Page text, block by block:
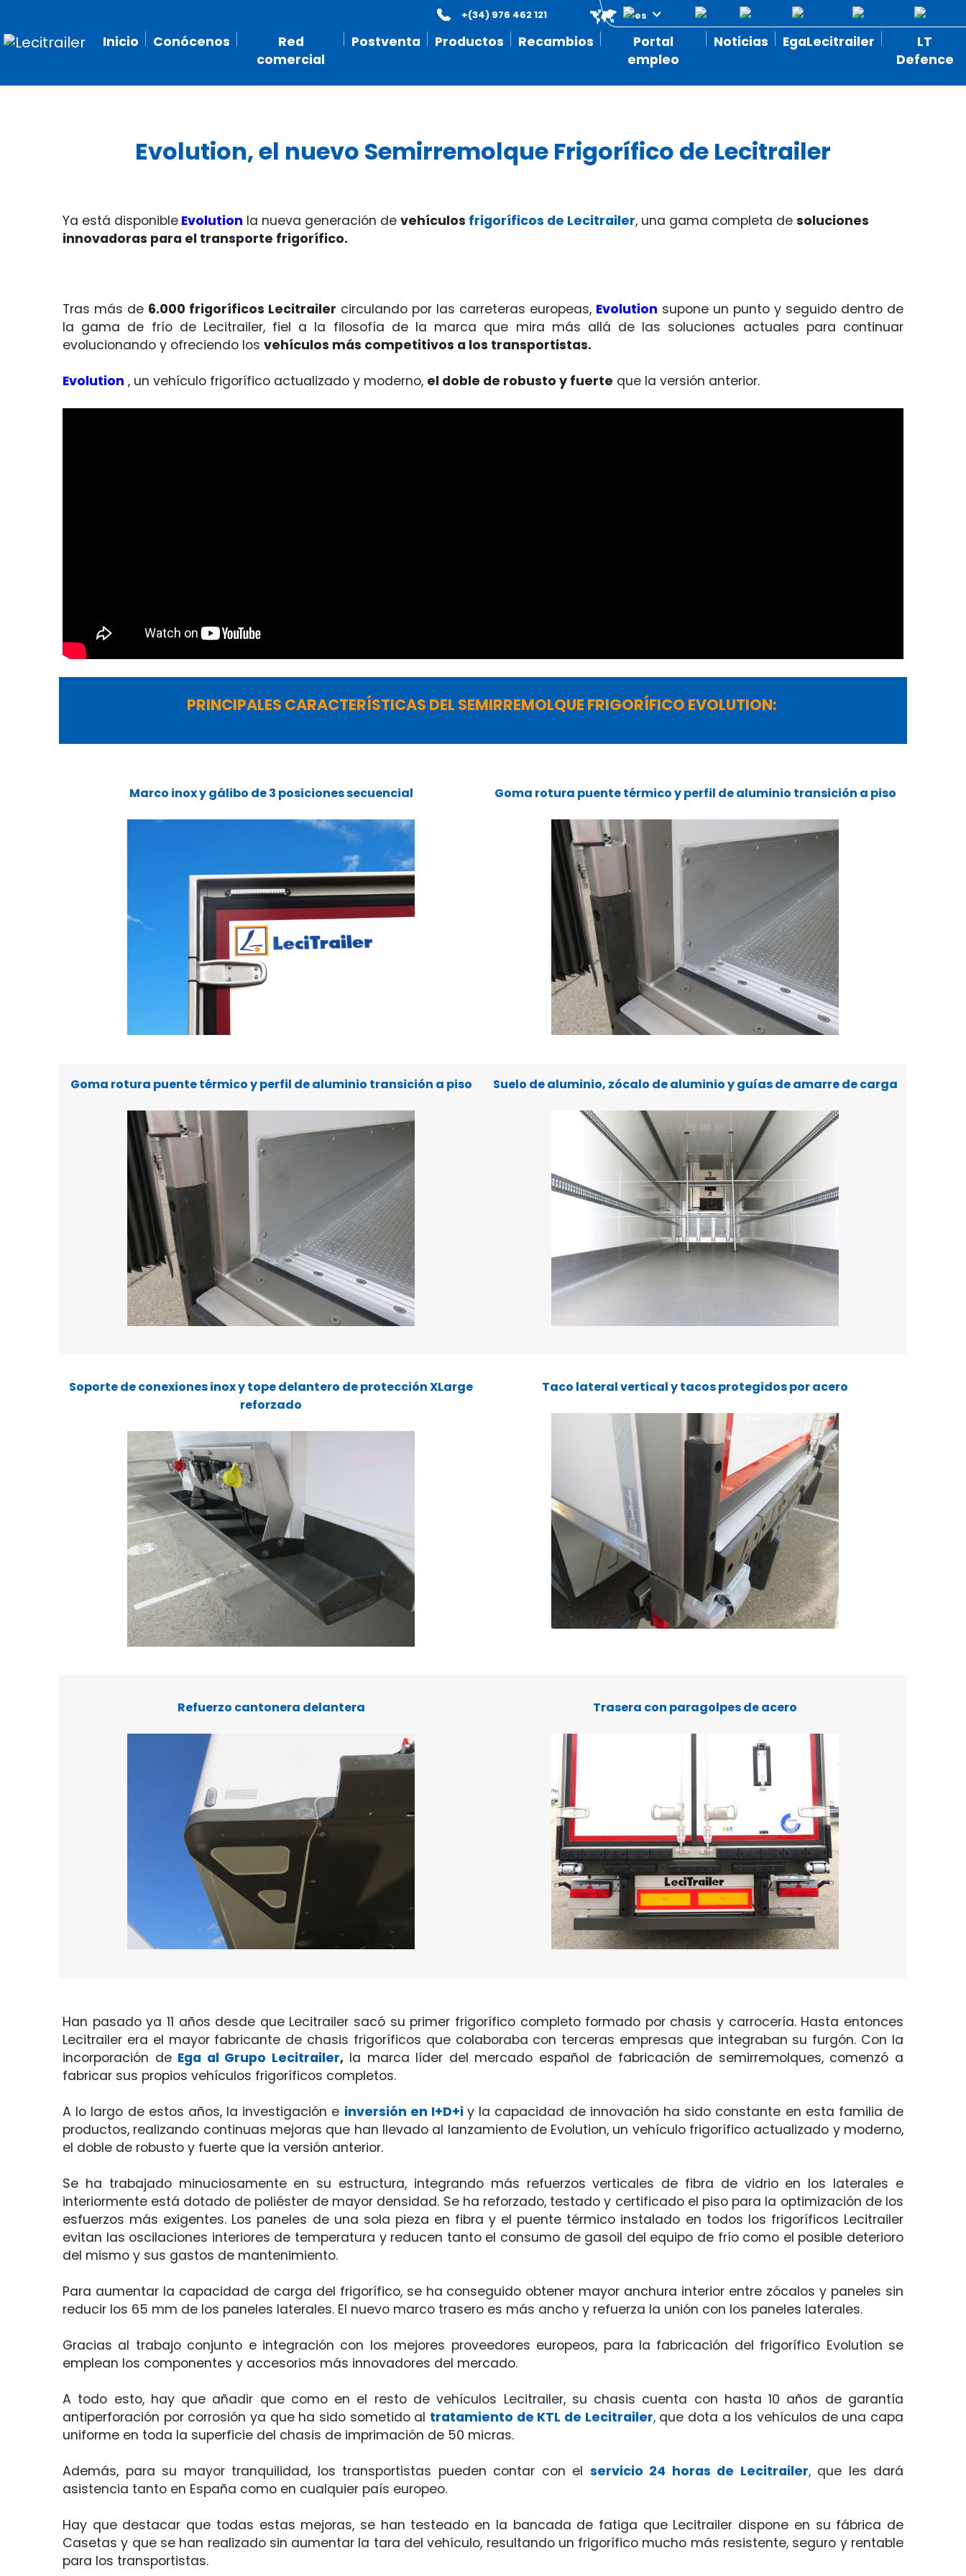
Inicio Conócenos
Red
comercial
Postventa Productos Recambios
Portal
empleo
Noticias EgaLecitrailer
LT
Defence
+(34) 976 462 121
Evolution, el nuevo Semirremolque Frigorífico de Lecitrailer
Ya está disponible Evolution la nueva generación de vehículos frigoríficos de Lecitrailer, una gama completa de soluciones
innovadoras para el transporte frigorífico.
Tras más de 6.000 frigoríficos Lecitrailer circulando por las carreteras europeas, Evolution supone un punto y seguido dentro de
la gama de frío de Lecitrailer, fiel a la filosofía de la marca que mira más allá de las soluciones actuales para continuar
evolucionando y ofreciendo los vehículos más competitivos a los transportistas.
Evolution , un vehículo frigorífico actualizado y moderno, el doble de robusto y fuerte que la versión anterior.
PRINCIPALES CARACTERÍSTICAS DEL SEMIRREMOLQUE FRIGORÍFICO EVOLUTION:
Marco inox y gálibo de 3 posiciones secuencial Goma rotura puente térmico y perfil de aluminio transición a piso
Goma rotura puente térmico y perfil de aluminio transición a piso Suelo de aluminio, zócalo de aluminio y guías de amarre de carga
Soporte de conexiones inox y tope delantero de protección XLarge
reforzado
Taco lateral vertical y tacos protegidos por acero
Refuerzo cantonera delantera Trasera con paragolpes de acero
Han pasado ya 11 años desde que Lecitrailer sacó su primer frigorífico completo formado por chasis y carrocería. Hasta entonces
Lecitrailer era el mayor fabricante de chasis frigoríficos que colaboraba con terceras empresas que integraban su furgón. Con la
incorporación de Ega al Grupo Lecitrailer,la marca líder del mercado español de fabricación de semirremolques, comenzó a
fabricar sus propios vehículos frigoríficos completos.
A lo largo de estos años, la investigación e inversión en I+D+iy la capacidad de innovación ha sido constante en esta familia de
productos, realizando continuas mejoras que han llevado al lanzamiento de Evolution, un vehículo frigorífico actualizado y moderno,
el doble de robusto y fuerte que la versión anterior.
Se ha trabajado minuciosamente en su estructura, integrando más refuerzos verticales de fibra de vidrio en los laterales e
interiormente está dotado de poliéster de mayor densidad. Se ha reforzado, testado y certificado el piso para la optimización de los
esfuerzos más exigentes. Los paneles de una sola pieza en fibra y el puente térmico instalado en todos los frigoríficos Lecitrailer
evitan las oscilaciones interiores de temperatura y reducen tanto el consumo de gasoil del equipo de frío como el posible deterioro
del mismo y sus gastos de mantenimiento.
Para aumentar la capacidad de carga del frigorífico, se ha conseguido obtener mayor anchura interior entre zócalos y paneles sin
reducir los 65 mm de los paneles laterales. El nuevo marco trasero es más ancho y refuerza la unión con los paneles laterales.
Gracias al trabajo conjunto e integración con los mejores proveedores europeos, para la fabricación del frigorífico Evolution se
emplean los componentes y accesorios más innovadores del mercado.
A todo esto, hay que añadir que como en el resto de vehículos Lecitrailer, su chasis cuenta con hasta 10 años de garantía
antiperforación por corrosión ya que ha sido sometido al tratamiento de KTL de Lecitrailer,que dota a los vehículos de una capa
uniforme en toda la superficie del chasis de imprimación de 50 micras.
Además, para su mayor tranquilidad, los transportistas pueden contar con el servicio 24 horas de Lecitrailer,que les dará
asistencia tanto en España como en cualquier país europeo.
Hay que destacar que todas estas mejoras, se han testeado en la bancada de fatiga que Lecitrailer dispone en su fábrica de
Casetas y que se han realizado sin aumentar la tara del vehículo, resultando un frigorífico mucho más resistente, seguro y rentable
para los transportistas.